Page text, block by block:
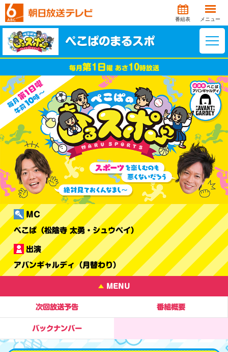
番組表 メニュー
ぺこぱのまるスポ
毎月第1日 曜 あさ10時放送
MC
ぺこぱ（松陰寺 太勇・シュウペイ）
出演
アバンギャルディ（月替わり）
MENU
次回放送予告 番組概要
バックナンバー